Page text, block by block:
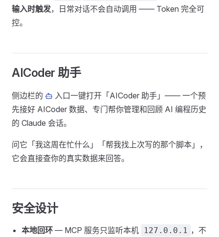
输入时触发，日常对话不会自动调用 —— Token 完全可
控。
AICoder 助手
侧边栏的
入口一键打开「AICoder 助手」—— 一个预
先接好 AICoder 数据、专门帮你管理和回顾 AI 编程历史
的 Claude 会话。
问它「我这周在忙什么」「帮我找上次写的那个脚本」，
它会直接查你的真实数据来回答。
安全设计
本地回环 — MCP 服务只监听本机 127.0.0.1 ，不